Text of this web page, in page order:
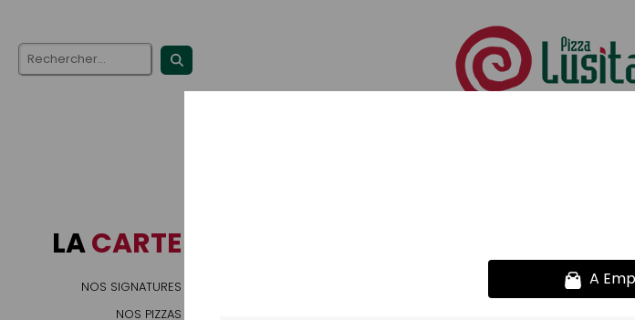
LACARTE
NOS SIGNATURES
NOS PIZZAS